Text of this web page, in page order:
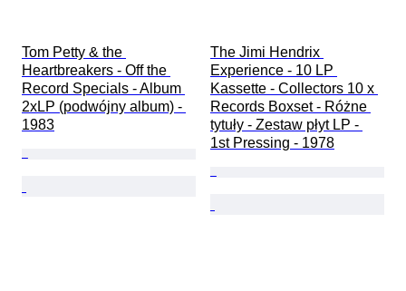
Tom Petty & the
Heartbreakers - Off the
Record Specials - Album
2xLP (podwójny album) -
1983
The Jimi Hendrix
Experience - 10 LP
Kassette - Collectors 10 x
Records Boxset - Różne
tytuły - Zestaw płyt LP -
1st Pressing - 1978